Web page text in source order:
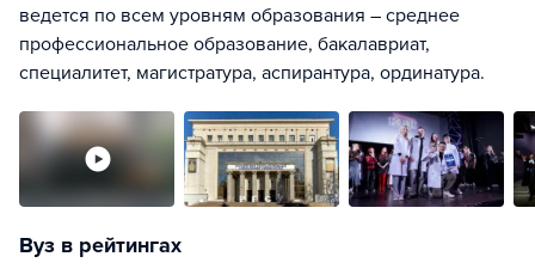
ведется по всем уровням образования – среднее
профессиональное образование, бакалавриат,
специалитет, магистратура, аспирантура, ординатура.
Вуз в рейтингах